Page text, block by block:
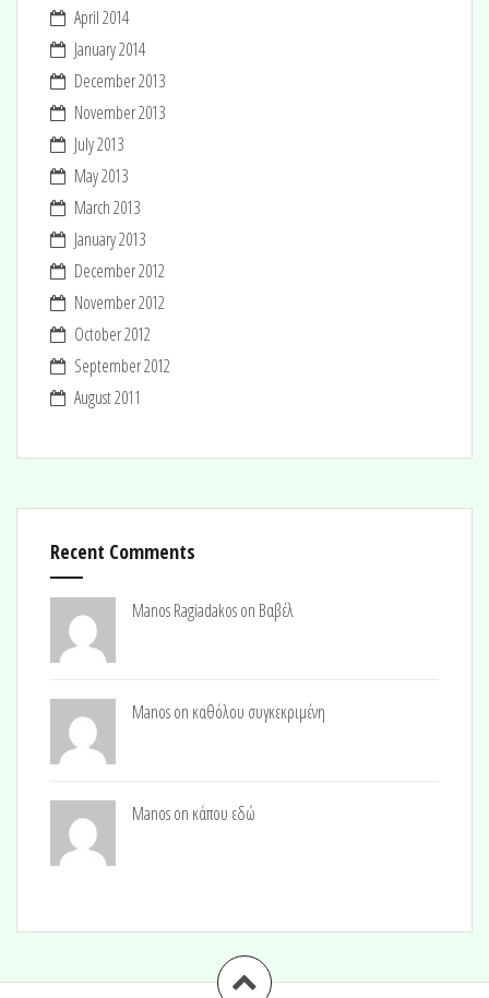
April 2014
January 2014
December 2013
November 2013
July 2013
May 2013
March 2013
January 2013
December 2012
November 2012
October 2012
September 2012
August 2011
Recent Comments
Manos Ragiadakos on Βαβέλ
Manos on καθόλου συγκεκριμένη
Manos on κάπου εδώ